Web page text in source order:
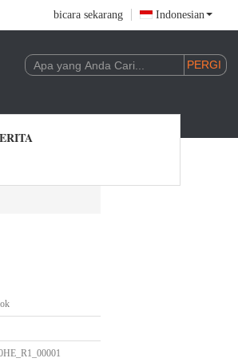
bicara sekarang Indonesian